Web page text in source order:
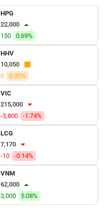
HPG
22,000
150
0.69%
HHV
10,050
0
0.00%
VIC
215,000
-3,800
-1.74%
LCG
7,170
-10
-0.14%
VNM
62,000
3,000
5.08%